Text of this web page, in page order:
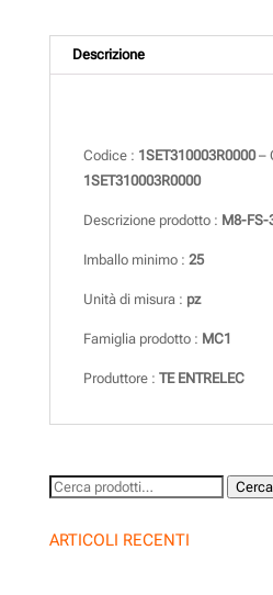
Descrizione
Codice : 1SET310003R0000–
1SET310003R0000
Descrizione prodotto : M8-FS-
Imballo minimo : 25
Unità di misura : pz
Famiglia prodotto : MC1
Produttore : TE ENTRELEC
Cerca: Cerca
ARTICOLI RECENTI